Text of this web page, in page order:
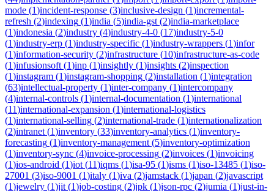
mode (1)incident-response (3)inclusive-design (1)incremental-
refresh (2)indexing (1)india (5)india-gst (2)india-marketplace
(1)indonesia (2)industry (4)industry-4-0 (17)industry-5-0
(1)industry-erp (1)industry-specific (1)industry-wrappers (1)infor
(1)information-security (2)infrastructure (10)infrastructure-as-code
(1)infusionsoft (1)inp (1)insightly (1)insights (2)inspection
(1)instagram (1)instagram-shopping (2)installation (1)integration
(63)intellectual-property (1)inter-company (1)intercompany
(4)internal-controls (1)internal-documentation (1)international
(11)international-expansion (1)international-logistics
(1)international-selling (2)international-trade (1)internationalization
(2)intranet (1)inventory (33)inventory-analytics (1)inventory-
forecasting (1)inventory-management (5)inventory-optimization
(1)inventory-sync (4)invoice-processing (2)invoices (1)invoicing
(1)ios-android (1)iot (11)iqms (1)isa-95 (1)isms (1)iso-13485 (1)iso-
27001 (3)iso-9001 (1)italy (1)iva (2)jamstack (1)japan (2)javascript
(1)jewelry (1)jit (1)job-costing (2)jpk (1)json-rpc (2)jumia (1)just-in-